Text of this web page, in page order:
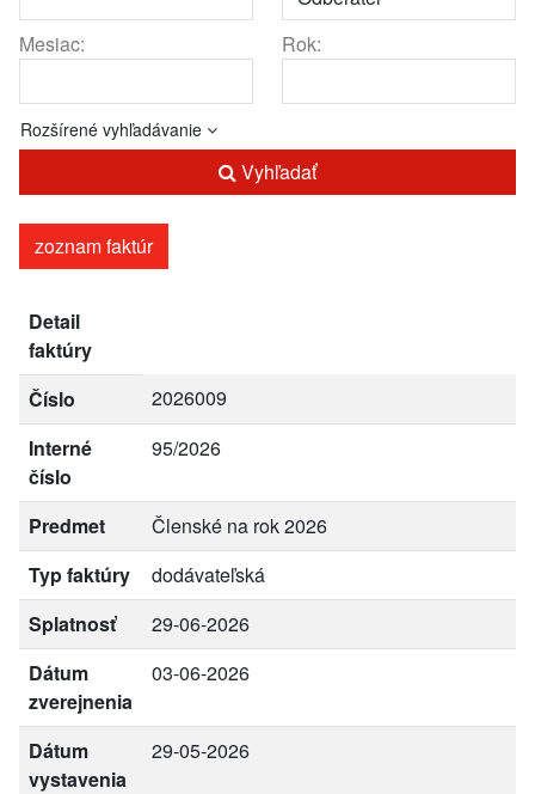
Mesiac: Rok:
Rozšírené vyhľadávanie
Vyhľadať
zoznam faktúr
Detail
faktúry
Číslo
2026009
Interné
číslo
95/2026
Predmet
Členské na rok 2026
Typ faktúry
dodávateľská
Splatnosť
29-06-2026
Dátum
zverejnenia
03-06-2026
Dátum
vystavenia
29-05-2026